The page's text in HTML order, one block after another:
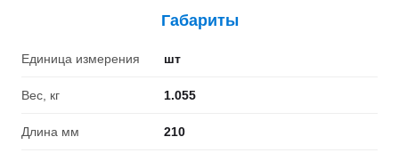
Габариты
Единица измерения шт
Вес, кг 1.055
Длина мм 210